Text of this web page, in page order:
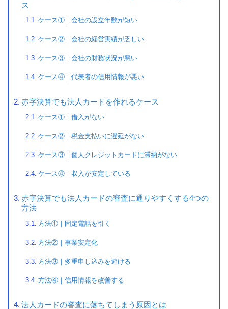
ス
ケース①｜会社の設立年数が短い
ケース②｜会社の経営実績が乏しい
ケース③｜会社の財務状況が悪い
ケース④｜代表者の信用情報が悪い
赤字決算でも法人カードを作れるケース
ケース①｜借入がない
ケース②｜税金支払いに遅延がない
ケース③｜個人クレジットカードに滞納がない
ケース④｜収入が安定している
赤字決算でも法人カードの審査に通りやすくする4つの
方法
方法①｜固定電話を引く
方法②｜事業安定化
方法③｜多重申し込みを避ける
方法④｜信用情報を改善する
法人カードの審査に落ちてしまう原因とは